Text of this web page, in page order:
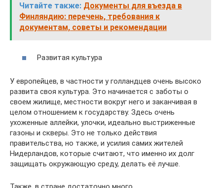
Читайте также: Документы для въезда в
Финляндию: перечень, требования к
документам, советы и рекомендации
Развитая культура
У европейцев, в частности у голландцев очень высоко
развита своя культура. Это начинается с заботы о
своем жилище, местности вокруг него и заканчивая в
целом отношением к государству. Здесь очень
ухоженные аллейки, улочки, идеально выстриженные
газоны и скверы. Это не только действия
правительства, но также, и усилия самих жителей
Нидерландов, которые считают, что именно их долг
защищать окружающую среду, делать её лучше.